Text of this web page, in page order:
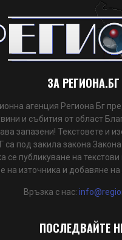
ЗА РЕГИОНА.БГ
агенция Региона Бг
и събития от област
запазени! Текстовете и
са под закила закона
се публикуване на
на източника и добавяне
Връзка с нас:
ПОСЛЕДВАЙТЕ